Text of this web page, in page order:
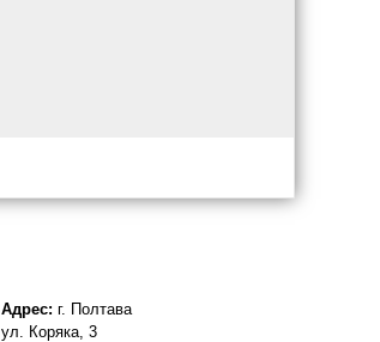
Адрес: г. Полтава
ул. Коряка, 3